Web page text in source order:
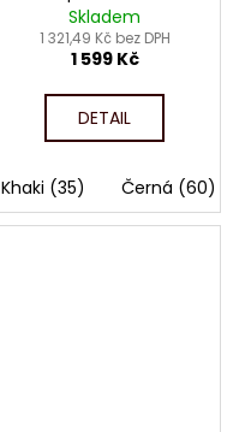
Černá (60) Žlutá (93)
Skladem
1 321,49 Kč bez DPH
1 599 Kč
DETAIL
Khaki (35) Černá (60)